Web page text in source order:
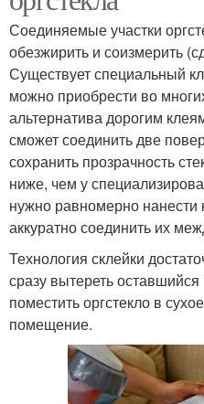
Соединяемые участки
обезжирить и соизмерить
Существует специальный
можно приобрести во
альтернатива дорогим
сможет соединить две
сохранить прозрачность
ниже, чем у
нужно равномерно нанести
аккуратно соединить их
Технология склейки
сразу вытереть
поместить оргстекло в
помещение.